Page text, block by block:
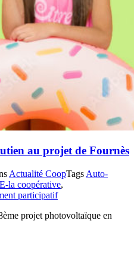
au projet de Fournès
Actualité CoopTags Auto-
la coopérative,
participatif
projet photovoltaïque en